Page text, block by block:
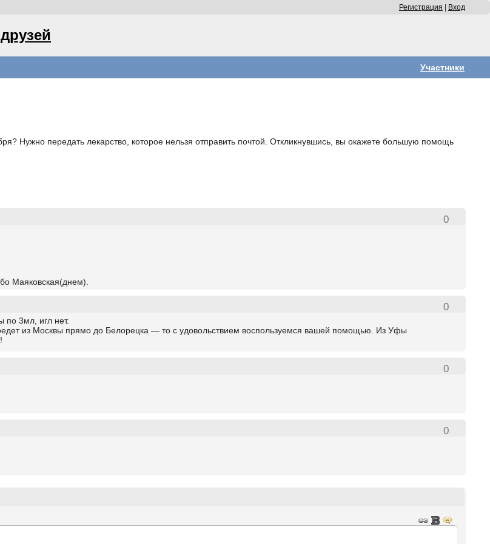
Регистрация Вход
Участники
Нужно передать лекарство, которое нельзя отправить почтой. Откликнувшись, вы окажете большую помощь
0
Маяковская(днем).
0
по 3мл, игл нет.
из Москвы прямо до Белорецка — то с удовольствием воспользуемся вашей помощью. Из Уфы
0
0